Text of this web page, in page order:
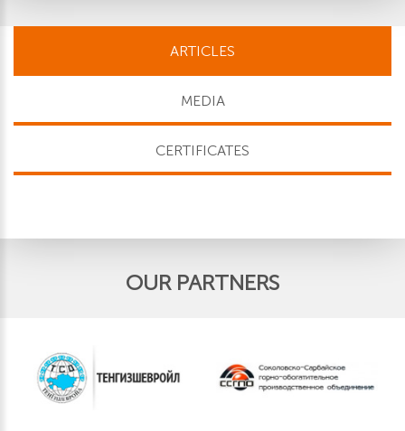
ARTICLES
MEDIA
CERTIFICATES
OUR PARTNERS